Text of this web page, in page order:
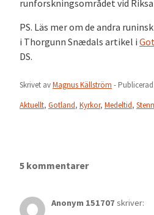
runforskningsområdet vid
PS. Läs mer om de andra
i Thorgunn Snædals artikel i
DS.
Skrivet avMagnus Källström -
Aktuellt, Gotland, Kyrkor, Medeltid,
5 kommentarer
Anonym 151707 skriver: